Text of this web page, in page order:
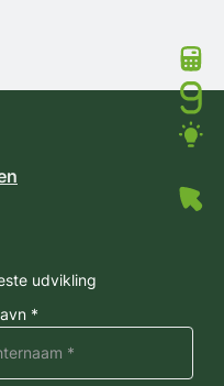
udvikling
*